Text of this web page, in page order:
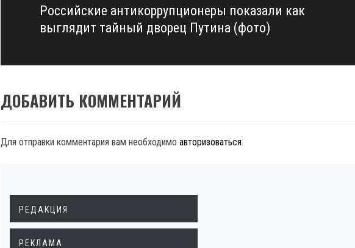
Next
post:
Российские антикоррупционеры показали как
выглядит тайный дворец Путина (фото)
ДОБАВИТЬ КОММЕНТАРИЙ
Для отправки комментария вам необходимо авторизоваться.
РЕДАКЦИЯ
РЕКЛАМА